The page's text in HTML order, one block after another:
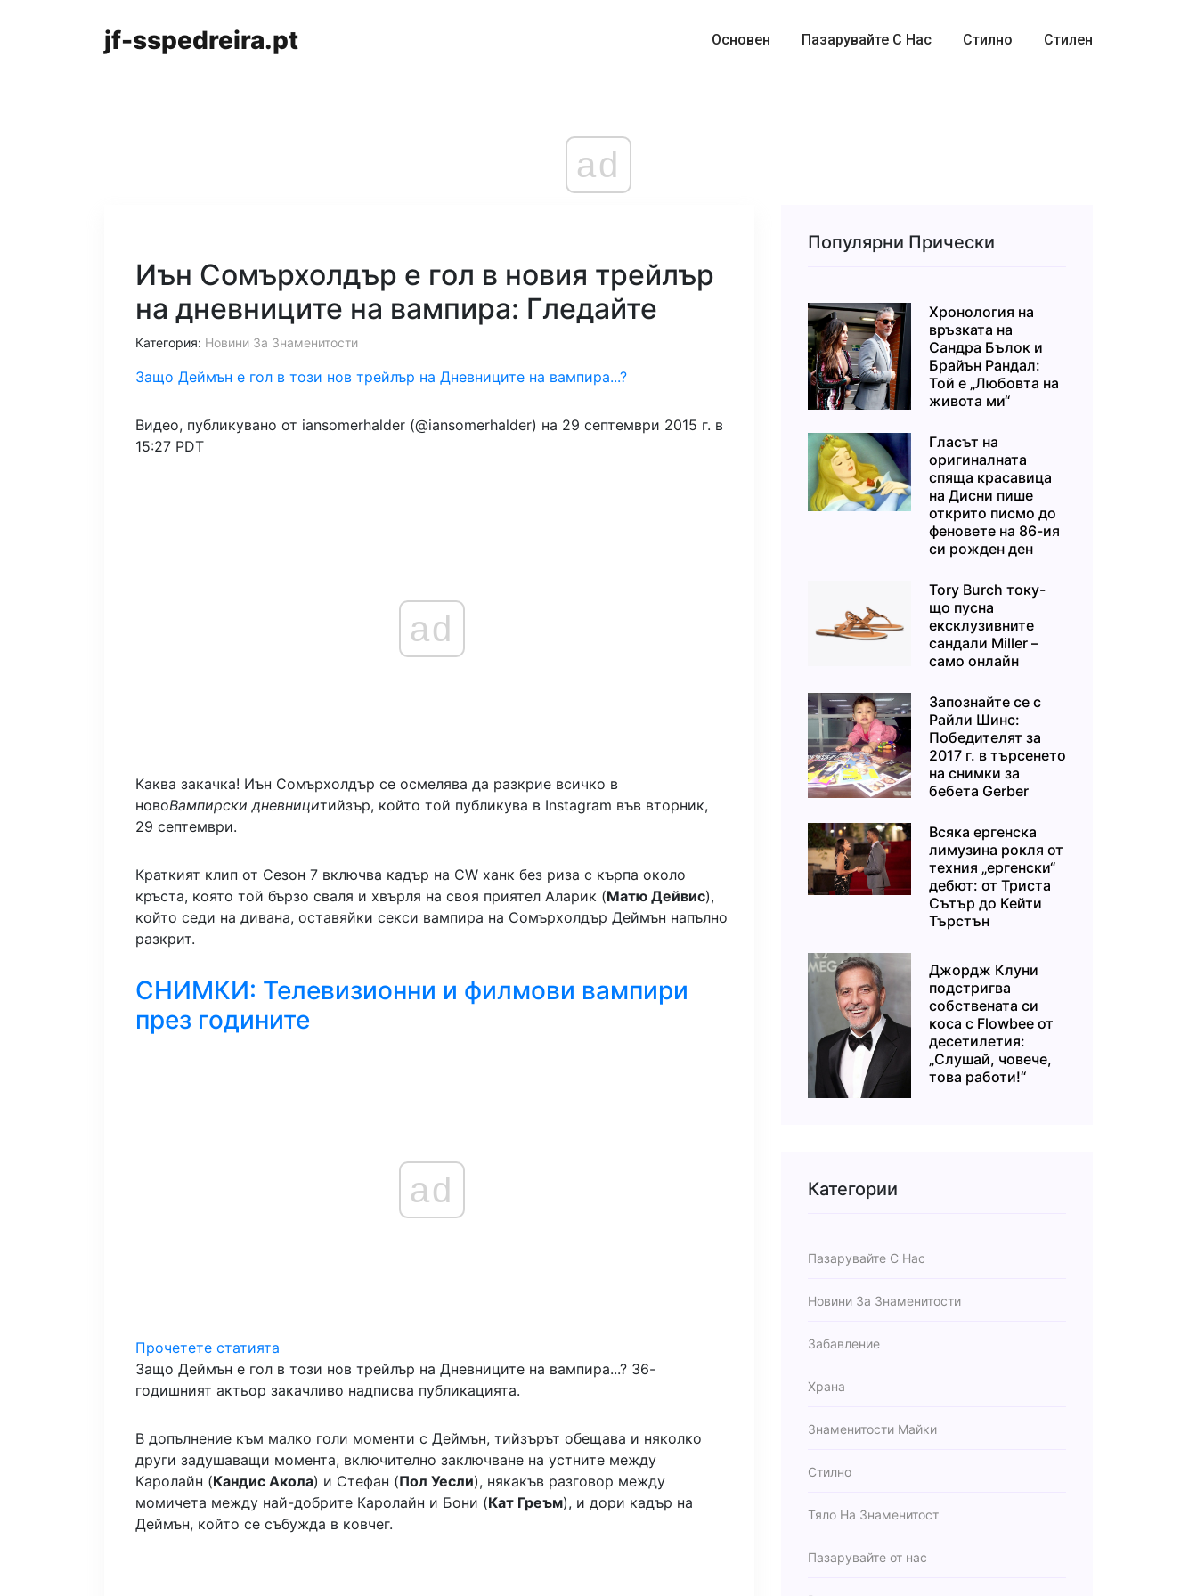
jf-sspedreira.pt Основен Пазарувайте С Нас Стилно Стилен
ad
Иън Сомърхолдър е гол в новия трейлър
на дневниците на вампира: Гледайте
Категория: Новини За Знаменитости
Защо Деймън е гол в този нов трейлър на Дневниците на вампира...?
Видео, публикувано от iansomerhalder (@iansomerhalder) на 29 септември 2015 г. в
15:27 PDT
ad
Каква закачка! Иън Сомърхолдър се осмелява да разкрие всичко в
новоВампирски дневницитийзър, който той публикува в Instagram във вторник,
29 септември.
Краткият клип от Сезон 7 включва кадър на CW ханк без риза с кърпа около
кръста, която той бързо сваля и хвърля на своя приятел Аларик (Матю Дейвис),
който седи на дивана, оставяйки секси вампира на Сомърхолдър Деймън напълно
разкрит.
СНИМКИ: Телевизионни и филмови вампири
през годините
ad
Прочетете статията
Защо Деймън е гол в този нов трейлър на Дневниците на вампира...? 36-
годишният актьор закачливо надписва публикацията.
В допълнение към малко голи моменти с Деймън, тийзърът обещава и няколко
други задушаващи момента, включително заключване на устните между
Каролайн (Кандис Акола) и Стефан (Пол Уесли), някакъв разговор между
момичета между най-добрите Каролайн и Бони (Кат Греъм), и дори кадър на
Деймън, който се събужда в ковчег.
Популярни Прически
Хронология на
връзката на
Сандра Бълок и
Брайън Рандал:
Той е „Любовта на
живота ми“
Гласът на
оригиналната
спяща красавица
на Дисни пише
открито писмо до
феновете на 86-ия
си рожден ден
Tory Burch току-
що пусна
ексклузивните
сандали Miller –
само онлайн
Запознайте се с
Райли Шинс:
Победителят за
2017 г. в търсенето
на снимки за
бебета Gerber
Всяка ергенска
лимузина рокля от
техния „ергенски“
дебют: от Триста
Сътър до Кейти
Търстън
Джордж Клуни
подстригва
собствената си
коса с Flowbee от
десетилетия:
„Слушай, човече,
това работи!“
Категории
Пазарувайте С Нас
Новини За Знаменитости
Забавление
Храна
Знаменитости Майки
Стилно
Тяло На Знаменитост
Пазарувайте от нас